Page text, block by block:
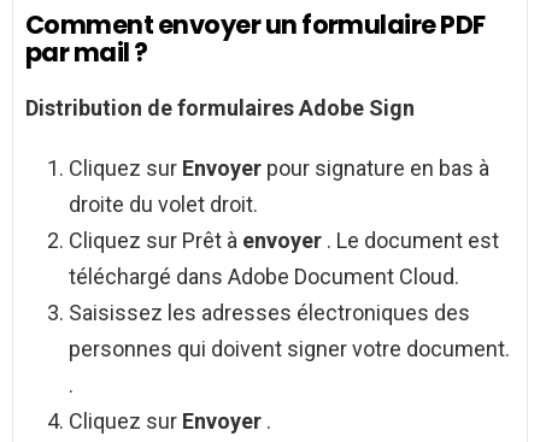
Comment envoyer un formulaire PDF
par mail ?
Distribution deformulairesAdobe Sign
Cliquez sur Envoyer pour signature en bas à
droite du volet droit.
Cliquez sur Prêt à envoyer . Le document est
téléchargé dans Adobe Document Cloud.
Saisissez les adresses électroniques des
personnes qui doivent signer votre document.
.
Cliquez sur Envoyer .